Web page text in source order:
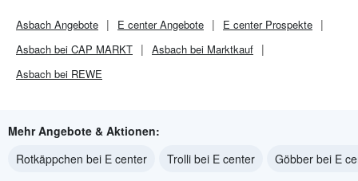
Asbach Angebote E centerAngebote E centerProspekte
Asbach bei CAP MARKT
Asbach bei Marktkauf
Asbach bei REWE
Mehr Angebote & Aktionen:
Rotkäppchen bei E center
Trolli bei E center Göbber bei E